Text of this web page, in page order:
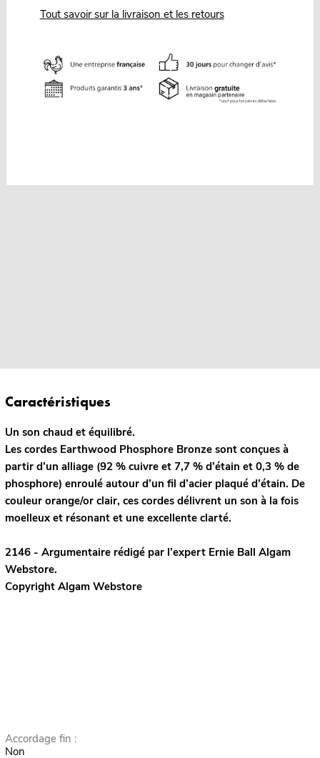
Tout savoir sur la livraison et les retours
Caractéristiques
Un son chaud et équilibré.
Les cordes Earthwood Phosphore Bronze sont conçues à
partir d’un alliage (92 % cuivre et 7,7 % d’étain et 0,3 % de
phosphore) enroulé autour d’un fil d’acier plaqué d’étain. De
couleur orange/or clair, ces cordes délivrent un son à la fois
moelleux et résonant et une excellente clarté.
2146 - Argumentaire rédigé par l’expert Ernie Ball Algam
Webstore.
Copyright Algam Webstore
Accordage fin :
Non